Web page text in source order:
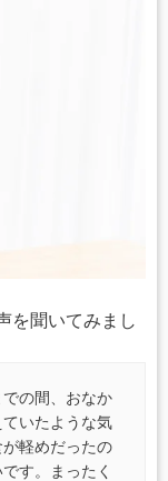
を聞いてみまし
の間、おなか
いたような気
軽めだったの
す。まったく